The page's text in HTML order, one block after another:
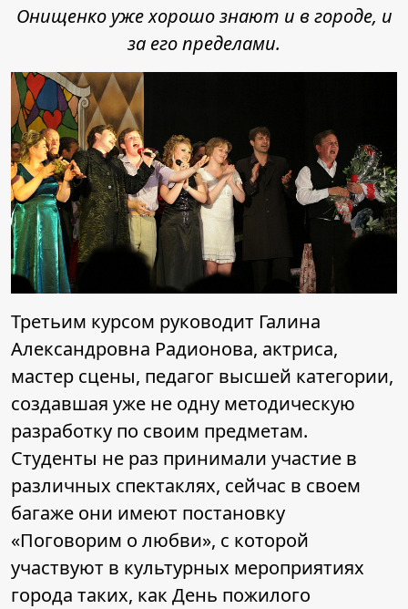
Онищенко уже хорошо знают и в городе, и
за его пределами.
Третьим курсом руководит Галина
Александровна Радионова, актриса,
мастер сцены, педагог высшей категории,
создавшая уже не одну методическую
разработку по своим предметам.
Студенты не раз принимали участие в
различных спектаклях, сейчас в своем
багаже они имеют постановку
«Поговорим о любви», с которой
участвуют в культурных мероприятиях
города таких, как День пожилого